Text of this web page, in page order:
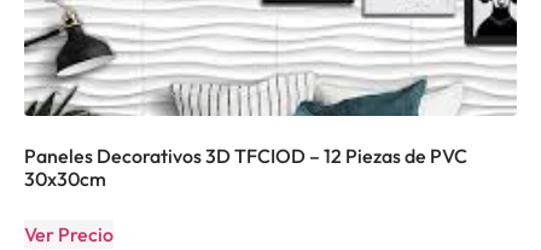
Paneles Decorativos 3D TFCIOD – 12 Piezas de PVC
30x30cm
Ver Precio